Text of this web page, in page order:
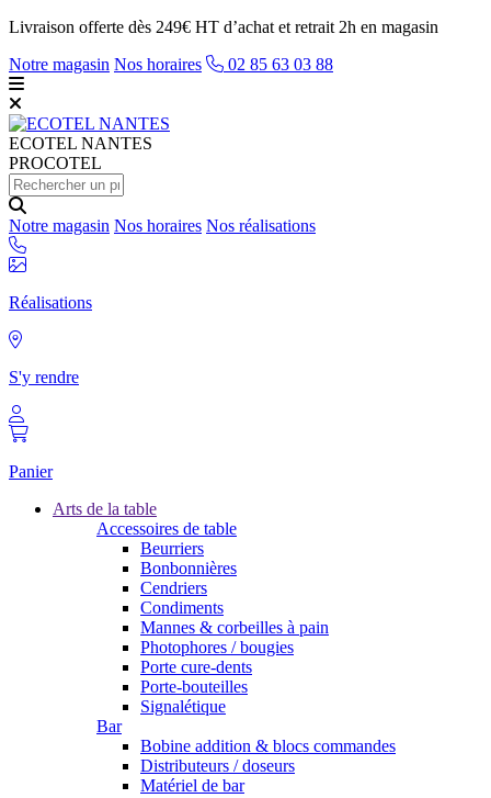
Livraison offerte dès 249€ HT d’achat et retrait 2h en magasin
Notre magasin Nos horaires 02 85 63 03 88
ECOTEL NANTES
PROCOTEL
Notre magasin Nos horaires Nos réalisations
Réalisations
S'y rendre
Panier
Arts de la table
Accessoires de table
Beurriers
Bonbonnières
Cendriers
Condiments
Mannes & corbeilles à pain
Photophores / bougies
Porte cure-dents
Porte-bouteilles
Signalétique
Bar
Bobine addition & blocs commandes
Distributeurs / doseurs
Matériel de bar